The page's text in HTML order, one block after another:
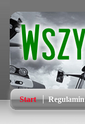
Start Regulamin